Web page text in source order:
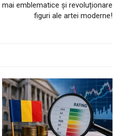
emblematice și revoluționare
figuri ale artei moderne!